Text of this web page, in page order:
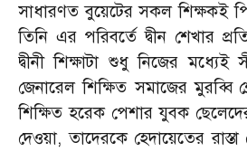
সাধারণত বুয়েটের সকল শিক্ষকই
তিনি এর পরিবর্তে দ্বীন শেখার
দ্বীনী শিক্ষাটা শুধু নিজের মধ্যেই
জেনারেল শিক্ষিত সমাজের মুরব্বি
শিক্ষিত হরেক পেশার যুবক
দেওয়া,তাদেরকে হেদায়েতের